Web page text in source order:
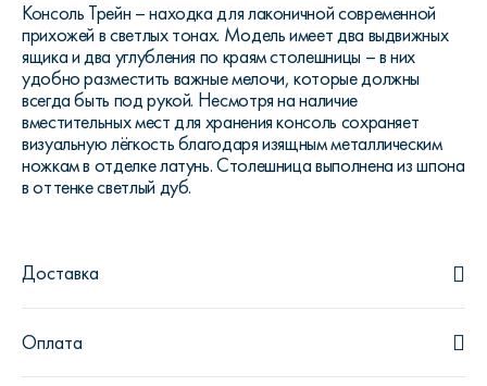
Консоль Трейн – находка для лаконичной современной
прихожей в светлых тонах. Модель имеет два выдвижных
ящика и два углубления по краям столешницы – в них
удобно разместить важные мелочи, которые должны
всегда быть под рукой. Несмотря на наличие
вместительных мест для хранения консоль сохраняет
визуальную лёгкость благодаря изящным металлическим
ножкам в отделке латунь. Столешница выполнена из шпона
в оттенке светлый дуб.
Доставка
Оплата